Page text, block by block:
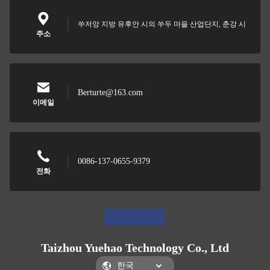
주소
쑤저앙 지방 유후안 시의 쑤두 마을 산업단지, 춘강 시
이메일
Berturte@163.com
전화
0086-137-0655-9379
Taizhou Yuehao Technology Co., Ltd